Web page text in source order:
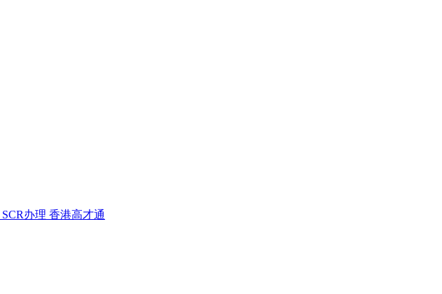
SCR办理 香港高才通